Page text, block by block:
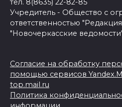
тел. 8(8635) 22-82-85
Учредитель - Общество с
ответственностью
"Новочеркасские
Согласие на обработку
помощью сервисов
top.mail.ru
Политика